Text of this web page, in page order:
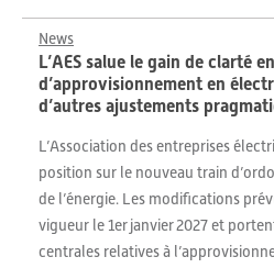
News
L’AES salue le gain de clarté
d’approvisionnement en
d’autres ajustements
L’Association des entreprises
position sur le nouveau train
de l’énergie. Les modifications
vigueur le 1er janvier 2027 et
centrales relatives à